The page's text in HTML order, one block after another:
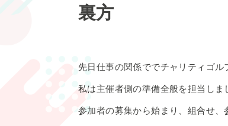
裏方
先日仕事の関係ででチャリティゴル
私は主催者側の準備全般を担当しま
参加者の募集から始まり、組合せ